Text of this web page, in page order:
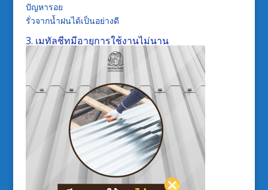
ปัญหารอย
รั่วจากน้ำฝนได้เป็นอย่างดี
3. เมทัลชีทมีอายุการใช้งานไม่นาน